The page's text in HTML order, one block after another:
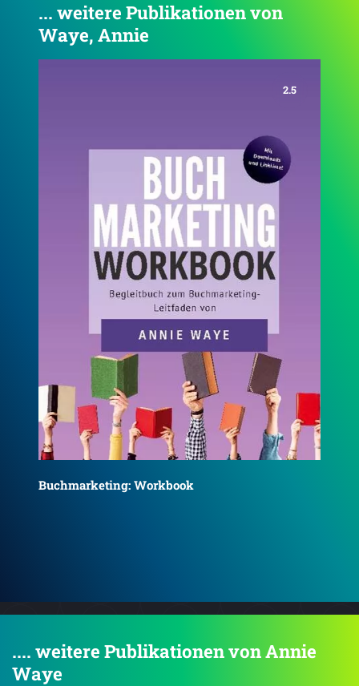
... weitere Publikationen von
Waye, Annie
4.0
.... weitere Publikationen von Annie
Waye